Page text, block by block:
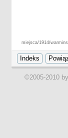
miejsca/1914/
©2005-2010 by